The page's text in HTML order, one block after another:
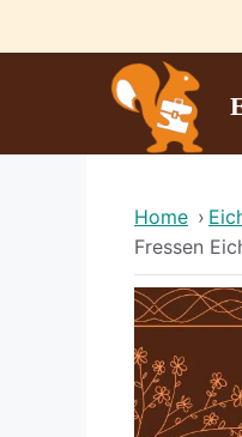
to
Home ›
Fressen